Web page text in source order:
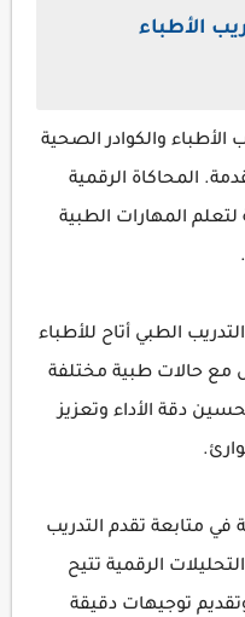
الأطباء
الأطباء والكوادر الصحية
المحاكاة الرقمية
لتعلم المهارات الطبية
الطبي أتاح للأطباء
مع حالات طبية مختلفة
دقة الأداء وتعزيز
في متابعة تقدم التدريب
الرقمية تتيح
توجيهات دقيقة